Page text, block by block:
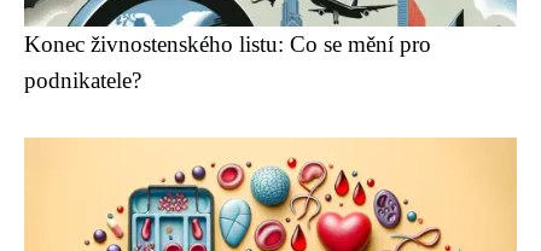
Konec živnostenského listu: Co se mění pro
podnikatele?